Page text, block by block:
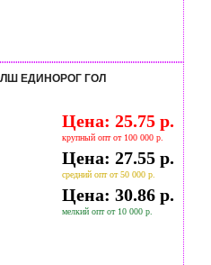
ЕДИНОРОГ ГОЛ
Цена: 25.75 р.
крупный опт от 100 000 р.
Цена: 27.55 р.
средний опт от 50 000 р.
Цена: 30.86 р.
мелкий опт от 10 000 р.